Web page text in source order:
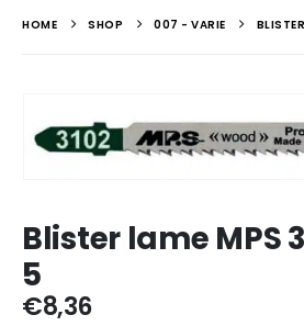
HOME SHOP 007 - VARIE
Blister lame MPS
5
€8,36